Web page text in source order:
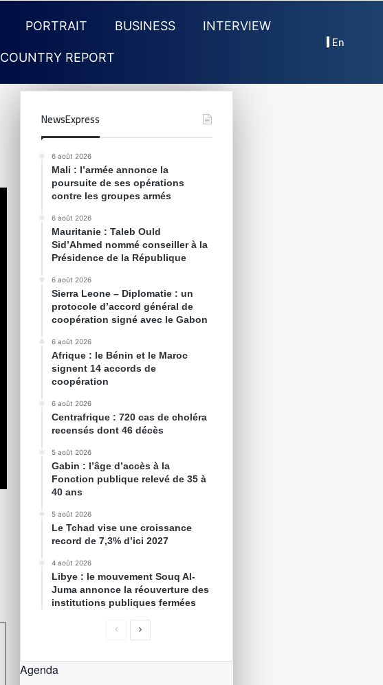
PORTRAIT BUSINESS INTERVIEW
COUNTRY REPORT
En
NewsExpress
6 août 2026
Mali : l’armée annonce la
poursuite de ses opérations
contre les groupes armés
6 août 2026
Mauritanie : Taleb Ould
Sid’Ahmed nommé conseiller à la
Présidence de la République
6 août 2026
Sierra Leone – Diplomatie : un
protocole d’accord général de
coopération signé avec le Gabon
6 août 2026
Afrique : le Bénin et le Maroc
signent 14 accords de
coopération
6 août 2026
Centrafrique : 720 cas de choléra
recensés dont 46 décès
5 août 2026
Gabin : l’âge d’accès à la
Fonction publique relevé de 35 à
40 ans
5 août 2026
Le Tchad vise une croissance
record de 7,3% d’ici 2027
4 août 2026
Libye : le mouvement Souq Al-
Juma annonce la réouverture des
institutions publiques fermées
Agenda